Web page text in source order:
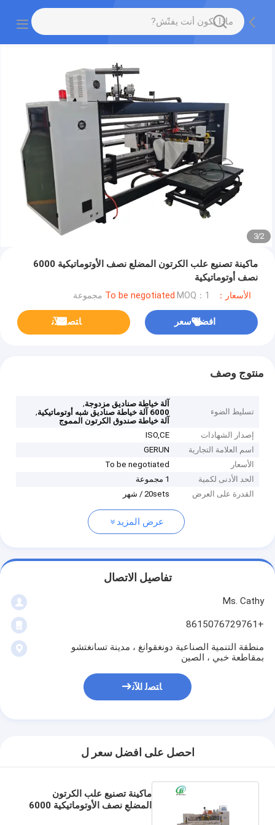
2
/
3
ماكينة تصنيع علب الكرتون المضلع نصف الأوتوماتيكية 6000
نصف أوتوماتيكية
الأسعار：To be negotiated MOQ：1 مجموعة
افضل سعر ﺎﺘﺼﻟ ﺍﻶﻧ
منتوج وصف
تسليط الضوء
آلة خياطة صناديق مزدوجة,
6000 آلة خياطة صناديق شبه أوتوماتيكية
,
آلة خياطة صندوق الكرتون المموج
إصدار الشهادات
ISO,CE
اسم العلامة التجارية
GERUN
الأسعار
To be negotiated
الحد الأدنى لكمية
1 مجموعة
القدرة على العرض
20sets / شهر
عرض المزيد
تفاصيل الاتصال
Ms. Cathy
+8615076729761
منطقة التنمية الصناعية دونغقوانغ ، مدينة تسانغتشو
بمقاطعة خبي ، الصين
ﺎﺘﺼﻟ ﺍﻶﻧ
احصل على افضل سعر ل
ماكينة تصنيع علب الكرتون
المضلع نصف الأوتوماتيكية 6000